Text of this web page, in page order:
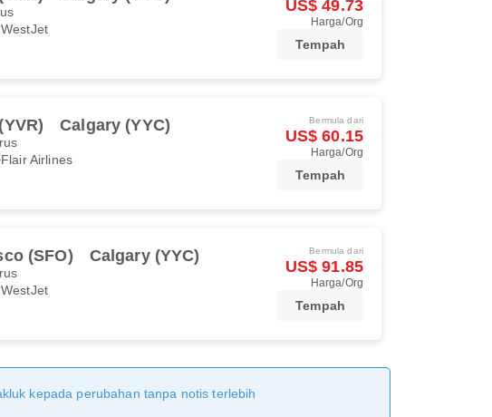
WestJet
US$ 49.73
Harga/Org
Tempah
Calgary (YYC)
Flair Airlines
Bermula dari
US$ 60.15
Harga/Org
Tempah
(SFO) Calgary (YYC)
WestJet
Bermula dari
US$ 91.85
Harga/Org
Tempah
kepada perubahan tanpa notis terlebih